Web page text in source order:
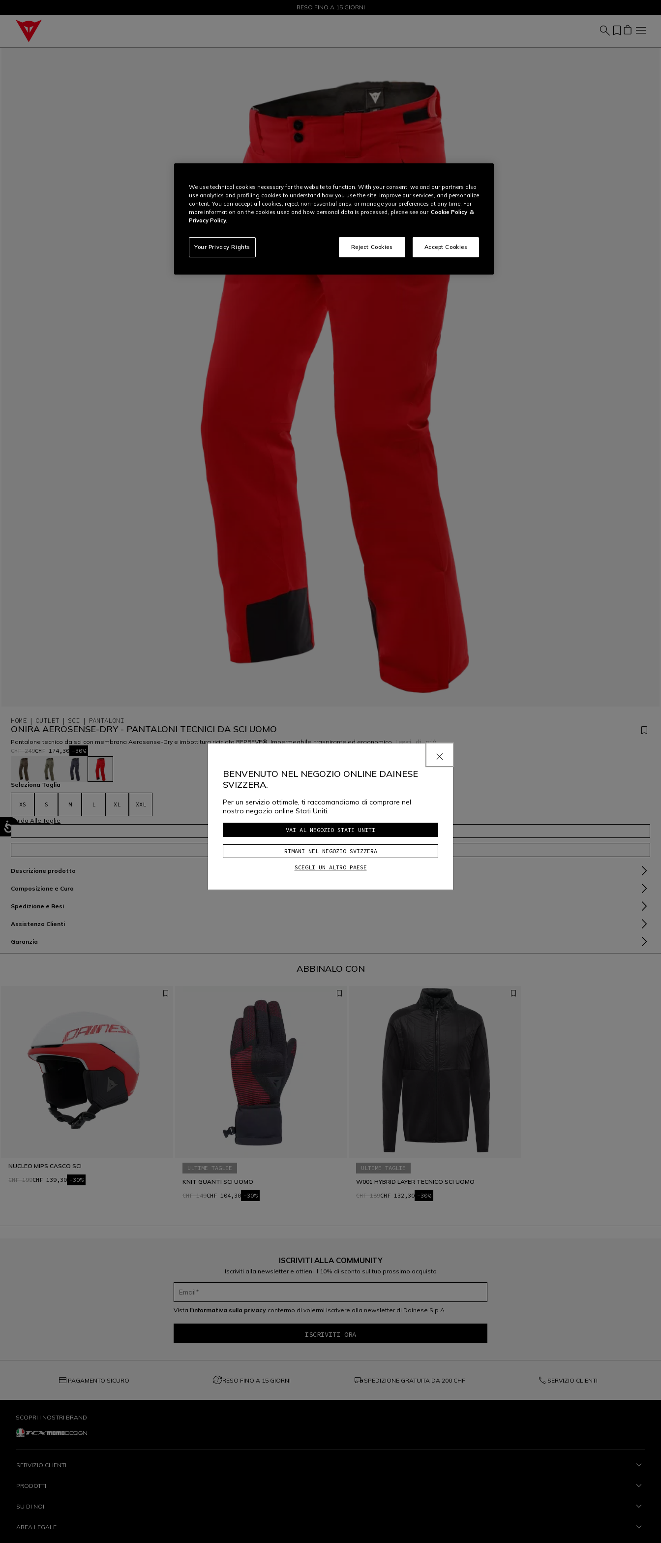
SALDI FINO AL 50% - ACQUISTA ORA
RESO FINO A 15 GIORNI
HOME OUTLET SCI PANTALONI
ONIRA AEROSENSE-DRY - PANTALONI TECNICI DA SCI UOMO
Pantalone tecnico da sci con membrana Aerosense-Dry e imbottitura riciclata REPREVE®. Impermeabile, traspirante ed ergonomico.Leggi di più
CHF 249CHF 174,30 -30%
selezionato
Seleziona Taglia
XS S M L XL XXL
Guida Alle Taglie
SELEZIONA LA TAGLIA
PRENOTA IN NEGOZIO
Descrizione prodotto
Composizione e Cura
Spedizione e Resi
Assistenza Clienti
Garanzia
ABBINALO CON
NUCLEO MIPS CASCO SCI
CHF 199CHF 139,30 -30%
ULTIME TAGLIE
KNIT GUANTI SCI UOMO
CHF 149CHF 104,30 -30%
ULTIME TAGLIE
W001 HYBRID LAYER TECNICO SCI UOMO
CHF 189CHF 132,30 -30%
ISCRIVITI ALLA COMMUNITY
Iscriviti alla newsletter e ottieni il 10% di sconto sul tuo prossimo acquisto
Vista l'informativa sulla privacy confermo di volermi iscrivere alla newsletter di Dainese S.p.A.
credit_card PAGAMENTO SICURO question_exchangeRESO FINO A 15 GIORNI local_shipping SPEDIZIONE GRATUITA DA 200 CHF phone SERVIZIO CLIENTI
SCOPRI I NOSTRI BRAND
SERVIZIO CLIENTI
PRODOTTI
SU DI NOI
AREA LEGALE
BENVENUTO NEL NEGOZIO ONLINE DAINESE
SVIZZERA.
Per un servizio ottimale, ti raccomandiamo di comprare nel
nostro negozio online Stati Uniti.
VAI AL NEGOZIO STATI UNITI
RIMANI NEL NEGOZIO SVIZZERA
SCEGLI UN ALTRO PAESE
We use technical cookies necessary for the website to function. With your consent, we and our partners also
use analytics and profiling cookies to understand how you use the site, improve our services, and personalize
content. You can accept all cookies, reject non-essential ones, or manage your preferences at any time. For
more information on the cookies used and how personal data is processed, please see our Cookie Policy &
Privacy Policy.
Your Privacy Rights Reject Cookies Accept Cookies